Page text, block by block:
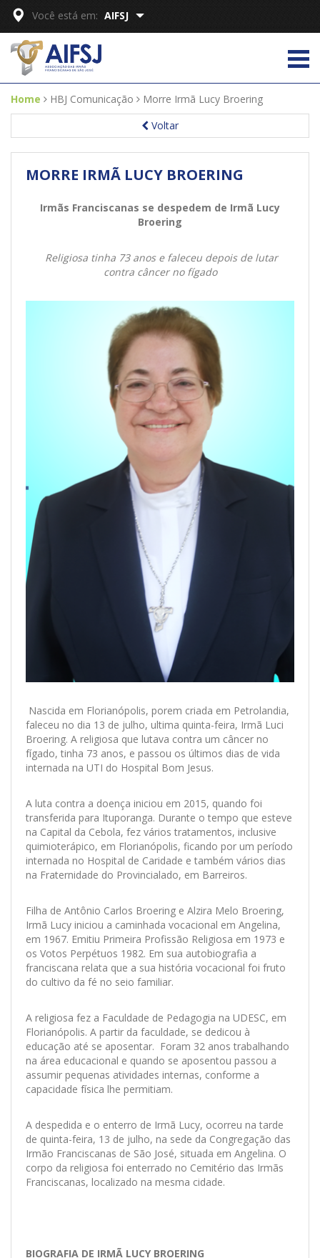
Você está em: AIFSJ
Home HBJ Comunicação
Morre Irmã Lucy Broering
Voltar
MORRE IRMÃ LUCY BROERING
Irmãs Franciscanas se despedem de Irmã Lucy
Broering
Religiosa tinha 73 anos e faleceu depois de lutar
contra câncer no fígado
Nascida em Florianópolis, porem criada em Petrolandia,
faleceu no dia 13 de julho, ultima quinta-feira, Irmã Luci
Broering. A religiosa que lutava contra um câncer no
fígado, tinha 73 anos, e passou os últimos dias de vida
internada na UTI do Hospital Bom Jesus.
A luta contra a doença iniciou em 2015, quando foi
transferida para Ituporanga. Durante o tempo que esteve
na Capital da Cebola, fez vários tratamentos, inclusive
quimioterápico, em Florianópolis, ficando por um período
internada no Hospital de Caridade e também vários dias
na Fraternidade do Provincialado, em Barreiros.
Filha de Antônio Carlos Broering e Alzira Melo Broering,
Irmã Lucy iniciou a caminhada vocacional em Angelina,
em 1967. Emitiu Primeira Profissão Religiosa em 1973 e
os Votos Perpétuos 1982. Em sua autobiografia a
franciscana relata que a sua história vocacional foi fruto
do cultivo da fé no seio familiar.
A religiosa fez a Faculdade de Pedagogia na UDESC, em
Florianópolis. A partir da faculdade, se dedicou à
educação até se aposentar. Foram 32 anos trabalhando
na área educacional e quando se aposentou passou a
assumir pequenas atividades internas, conforme a
capacidade física lhe permitiam.
A despedida e o enterro de Irmã Lucy, ocorreu na tarde
de quinta-feira, 13 de julho, na sede da Congregação das
Irmão Franciscanas de São José, situada em Angelina. O
corpo da religiosa foi enterrado no Cemitério das Irmãs
Franciscanas, localizado na mesma cidade.
BIOGRAFIA DE IRMÃ LUCY BROERING